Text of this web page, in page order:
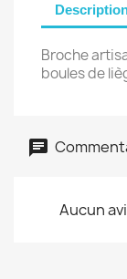
Broche
boules de
Aucun